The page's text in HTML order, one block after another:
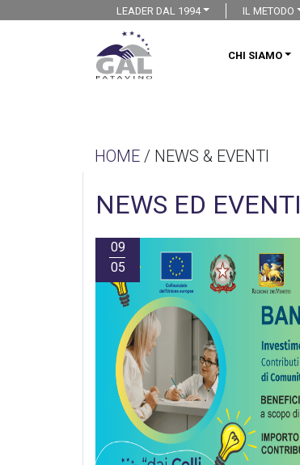
LEADER DAL 1994 IL METODO
CHI SIAMO
HOME / NEWS & EVENTI
NEWS ED EVENTI
09
05